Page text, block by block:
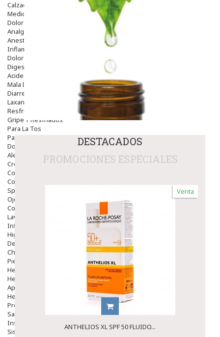
Calzado
Medicamentos
Dolor E Inflamación
Analgésicos
Anestésicos
Inflamación Articulaciones
Dolor Muscular / Articular
Digestivo
Acidez, Gases Y Ardores
Mala Digestion
Diarrea / Estreñimiento / Vómitos
Laxantes
Resfriados
Gripe Y Resfriados
Para La Tos
Para Descongestionar La Nariz
Dolor De Garganta
Alergias Y Picaduras
Cremas
Comprimidos
Colirios
Sprays
Ojos Y Oidos
Congestión
Lavado Ojos
Inflamación Del Oido (otitis)
Higiene Oido
Deshabituación Tabaquismo
Chicles
Piel
Herpes Y Hongos
Heridas Y úlceras
Aparato Genital
Hemorroides
Protectores Y Emolientes
Salud
Insomnio
Sistema Nervioso
DESTACADOS
PROMOCIONES ESPECIALES
Venta
ANTHELIOS XL SPF 50 FLUIDO...